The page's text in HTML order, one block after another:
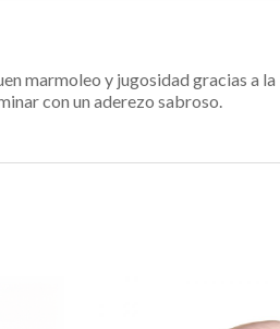
marmoleo y jugosidad gracias a la
con un aderezo sabroso.